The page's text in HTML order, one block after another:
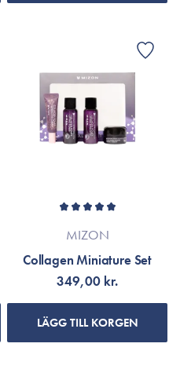
MIZON
Collagen Miniature Set
349,00 kr.
LÄGG TILL KORGEN